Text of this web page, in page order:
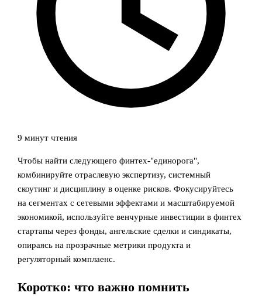
9 минут чтения
Чтобы найти следующего финтех‑"единорога",
комбинируйте отраслевую экспертизу, системный
скоутинг и дисциплину в оценке рисков. Фокусируйтесь
на сегментах с сетевыми эффектами и масштабируемой
экономикой, используйте венчурные инвестиции в финтех
стартапы через фонды, ангельские сделки и синдикаты,
опираясь на прозрачные метрики продукта и
регуляторный комплаенс.
Коротко: что важно помнить